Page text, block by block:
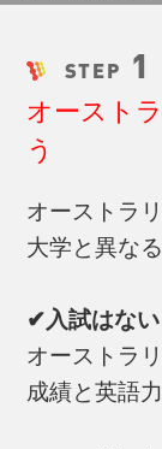
STEP 1
オースト
う
オーストラ
大学と異な
✔入試はない
オーストラ
成績と英語